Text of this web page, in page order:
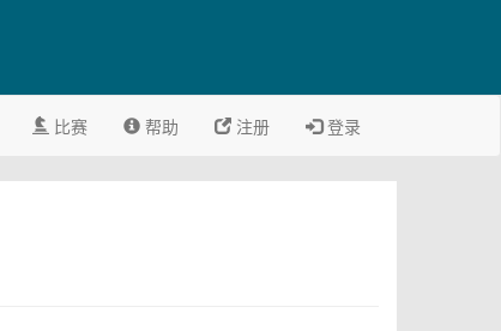
比赛 帮助 注册 登录